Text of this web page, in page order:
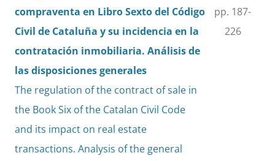
compraventa en Libro Sexto del Código
Civil de Cataluña y su incidencia en la
contratación inmobiliaria. Análisis de
las disposiciones generales
The regulation of the contract of sale in
the Book Six of the Catalan Civil Code
and its impact on real estate
transactions. Analysis of the general
pp. 187-
226